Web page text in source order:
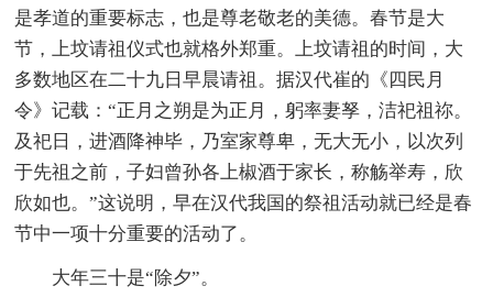
是孝道的重要标志，也是尊老敬老的美德。春节是大
节，上坟请祖仪式也就格外郑重。上坟请祖的时间，大
多数地区在二十九日早晨请祖。据汉代崔的《四民月
令》记载：“正月之朔是为正月，躬率妻孥，洁祀祖祢。
及祀日，进酒降神毕，乃室家尊卑，无大无小，以次列
于先祖之前，子妇曾孙各上椒酒于家长，称觞举寿，欣
欣如也。”这说明，早在汉代我国的祭祖活动就已经是春
节中一项十分重要的活动了。
大年三十是“除夕”。